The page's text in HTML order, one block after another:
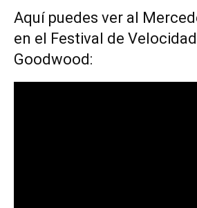
Aquí puedes ver al
en el Festival de
Goodwood: